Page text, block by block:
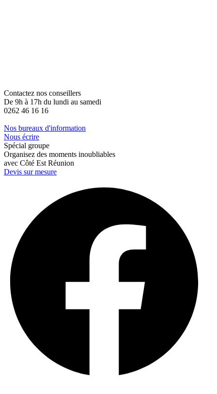
Contactez nos conseillers
De 9h à 17h du lundi au samedi
0262 46 16 16
Nos bureaux d'information
Nous écrire
Spécial groupe
Organisez des moments inoubliables
avec Côté Est Réunion
Devis sur mesure